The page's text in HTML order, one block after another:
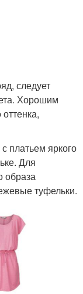
следует
Хорошим
платьем яркого
Для
образа
туфельки.